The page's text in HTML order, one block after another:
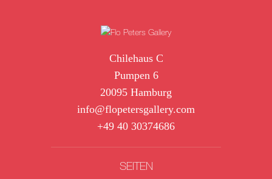
Chilehaus C
Pumpen 6
20095 Hamburg
info@flopetersgallery.com
+49 40 30374686
SEITEN